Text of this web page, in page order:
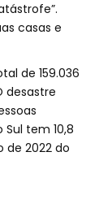
casas e
de 159.036
desastre
tem 10,8
de 2022 do